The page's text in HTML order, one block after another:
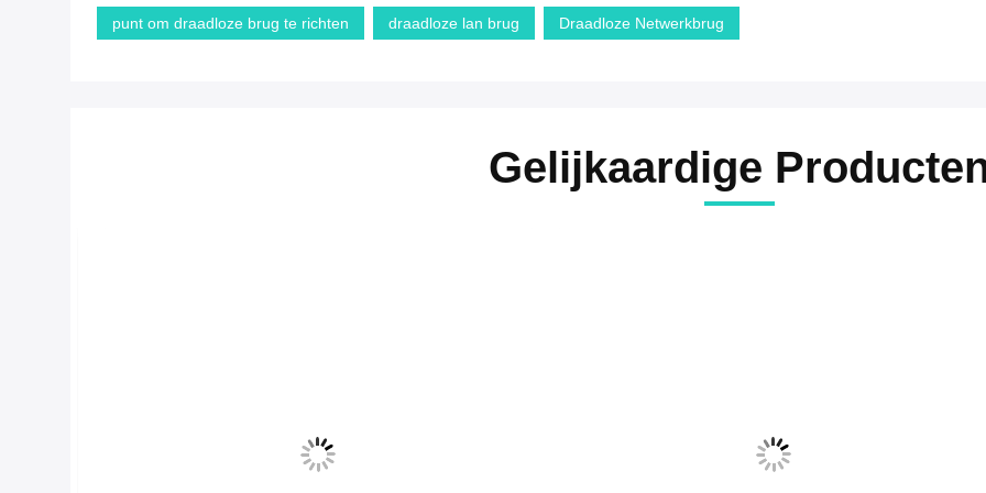
punt om draadloze brug te richten draadloze lan brug Draadloze Netwerkbrug
Gelijkaardige